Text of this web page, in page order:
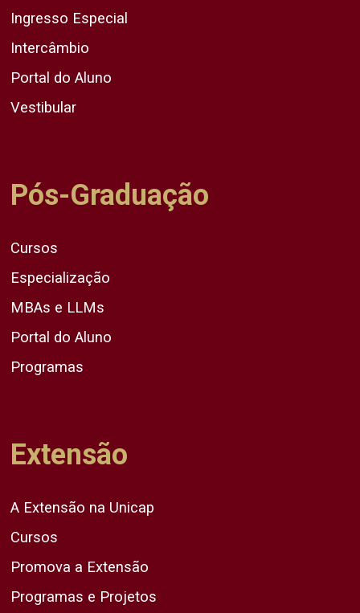
Ingresso Especial
Intercâmbio
Portal do Aluno
Vestibular
Pós-Graduação
Cursos
Especialização
MBAs e LLMs
Portal do Aluno
Programas
Extensão
A Extensão na Unicap
Cursos
Promova a Extensão
Programas e Projetos